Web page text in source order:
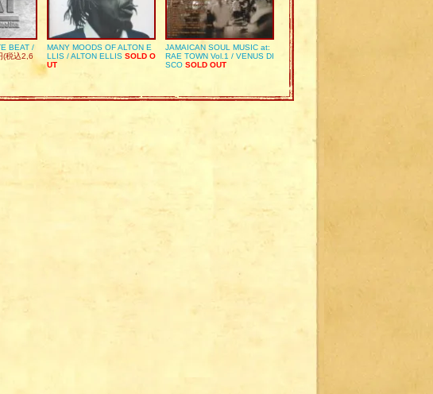
BEAT /
(税込2,6
MANY MOODS OF ALTON E
LLIS / ALTON ELLIS SOLD O
UT
JAMAICAN SOUL MUSIC at:
RAE TOWN Vol.1 / VENUS DI
SCO SOLD OUT